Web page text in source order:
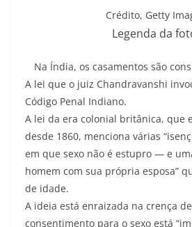
Crédito, Getty
Legenda da
Na Índia, os casamentos são
A lei que o juiz Chandravanshi
Código Penal Indiano.
A lei da era colonial britânica, que
desde 1860, menciona várias
em que sexo não é estupro — e
homem com sua própria esposa”
de idade.
A ideia está enraizada na crença
consentimento para o sexo está